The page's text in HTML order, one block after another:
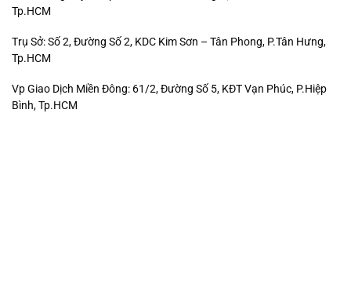
Tp.HCM
Trụ Sở: Số 2, Đường Số 2, KDC Kim Sơn – Tân Phong, P.Tân Hưng,
Tp.HCM
Vp Giao Dịch Miền Đông: 61/2, Đường Số 5, KĐT Vạn Phúc, P.Hiệp
Bình, Tp.HCM